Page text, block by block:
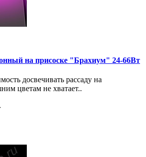
на присоске "Брахиум" 24-66Вт
досвечивать рассаду на
цветам не хватает..